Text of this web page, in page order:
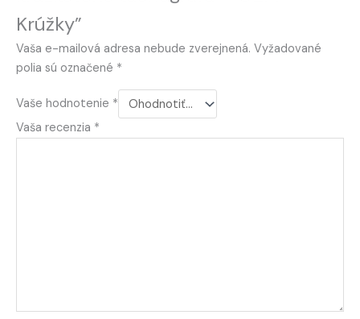
Krúžky”
Vaša e-mailová adresa nebude zverejnená. Vyžadované
polia sú označené *
Vaše hodnotenie *
Vaša recenzia *